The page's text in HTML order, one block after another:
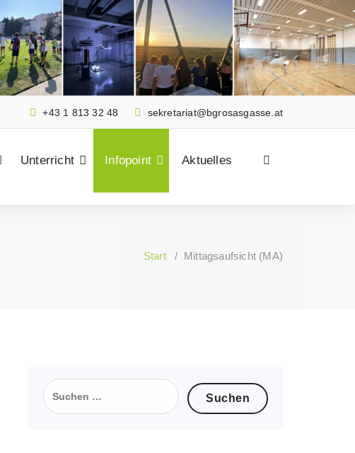
sekretariat@bgrosasgasse.at
+43 1 813 32 48
Unterricht Infopoint Aktuelles
Start/ Mittagsaufsicht (MA)
Suchen
nach: